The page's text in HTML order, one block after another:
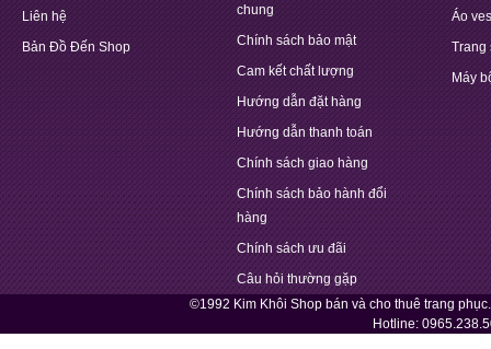
Liên hệ
Bản Đồ Đến Shop
chung
Chính sách bảo mật
Cam kết chất lượng
Hướng dẫn đặt hàng
Hướng dẫn thanh toán
Chính sách giao hàng
Chính sách bảo hành đổi
hàng
Chính sách ưu đãi
Câu hỏi thường gặp
Áo
Trang
Máy
©1992 Kim Khôi Shop bán và cho thuê trang
Hotline: